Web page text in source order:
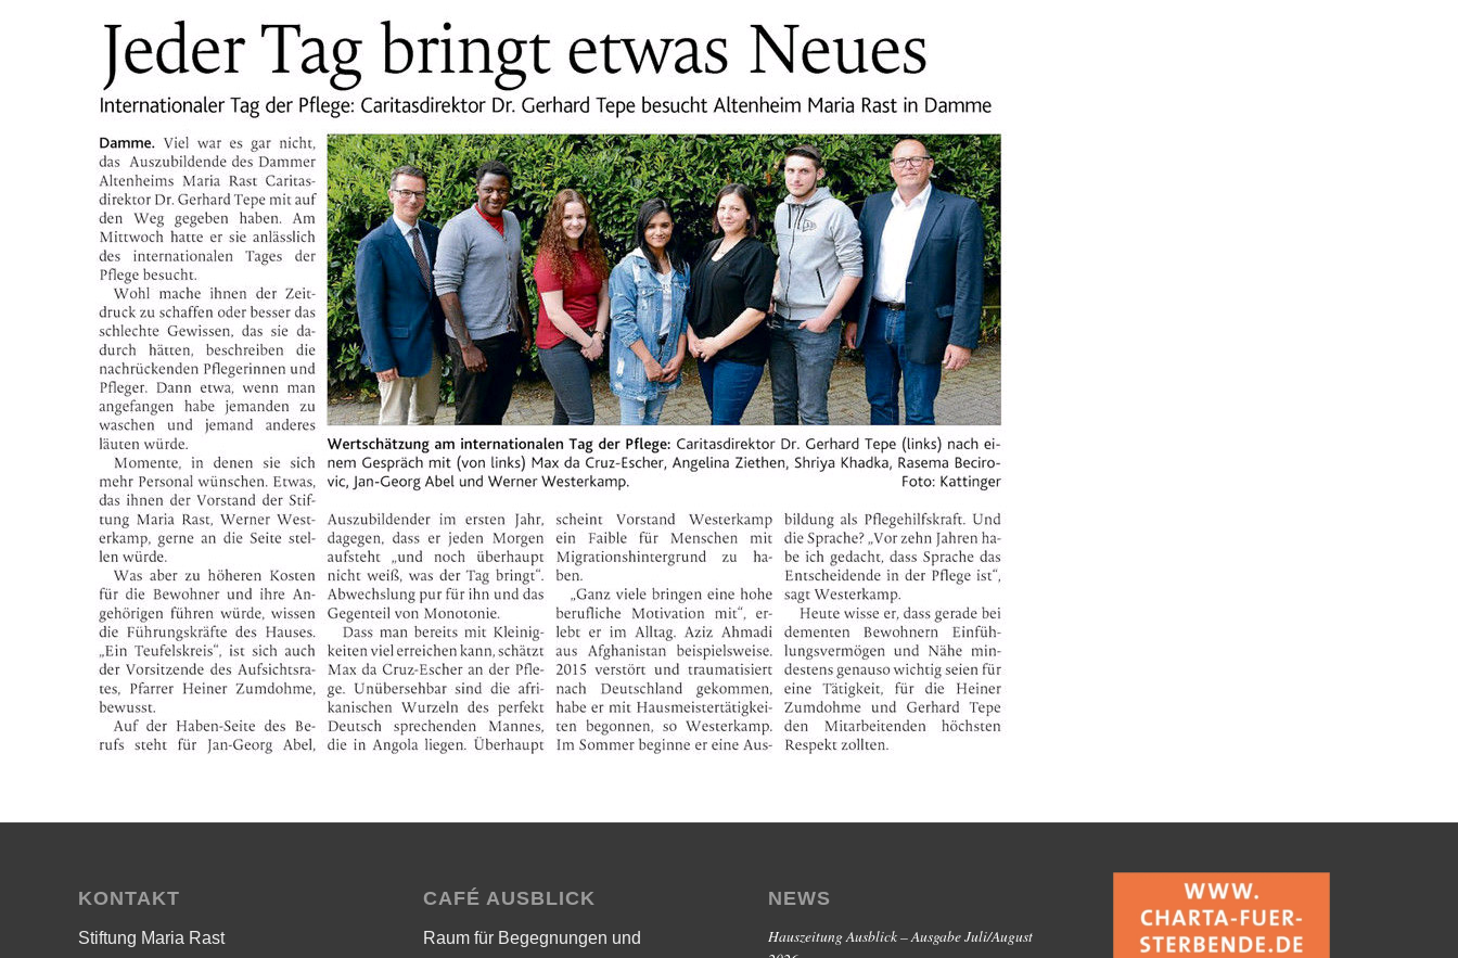
KONTAKT
Stiftung Maria Rast
CAFÉ AUSBLICK
Raum für Begegnungen und
NEWS
Hauszeitung Ausblick – Ausgabe Juli/August